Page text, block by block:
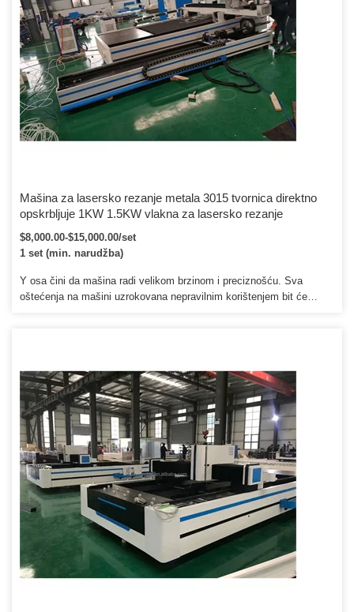
Mašina za lasersko rezanje metala 3015 tvornica direktno
opskrbljuje 1KW 1.5KW vlakna za lasersko rezanje
$8,000.00-$15,000.00/set
1 set (min. narudžba)
Y osa čini da mašina radi velikom brzinom i preciznošću. Sva
oštećenja na mašini uzrokovana nepravilnim korištenjem bit će